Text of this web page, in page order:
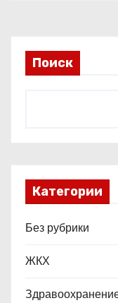
иПоиск
Категории
Без рубрики
ЖКХ